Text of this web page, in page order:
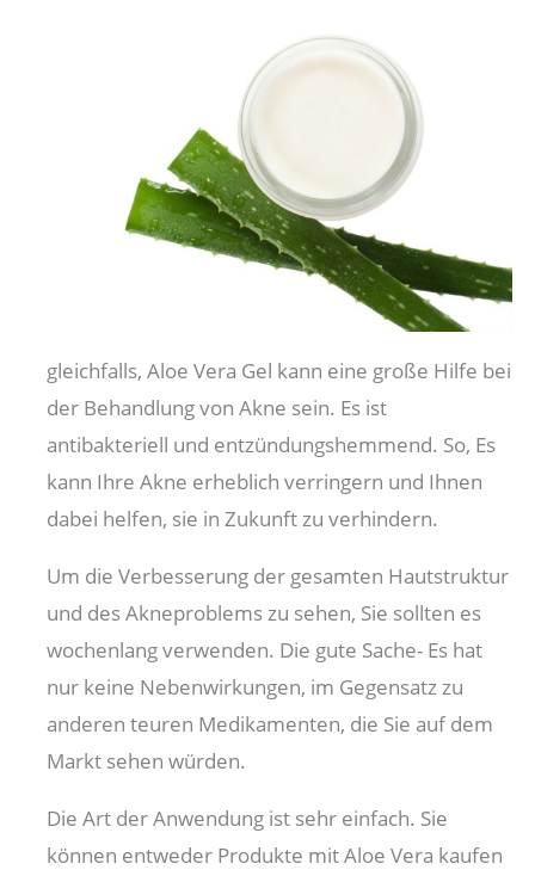
gleichfalls, Aloe Vera Gel kann eine große Hilfe bei
der Behandlung von Akne sein. Es ist
antibakteriell und entzündungshemmend. So, Es
kann Ihre Akne erheblich verringern und Ihnen
dabei helfen, sie in Zukunft zu verhindern.
Um die Verbesserung der gesamten Hautstruktur
und des Akneproblems zu sehen, Sie sollten es
wochenlang verwenden. Die gute Sache- Es hat
nur keine Nebenwirkungen, im Gegensatz zu
anderen teuren Medikamenten, die Sie auf dem
Markt sehen würden.
Die Art der Anwendung ist sehr einfach. Sie
können entweder Produkte mit Aloe Vera kaufen